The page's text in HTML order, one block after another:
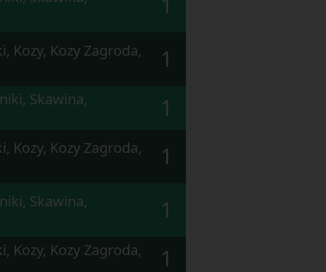
Kozy, Kozy Zagroda,
1
Skawina,
1
Kozy, Kozy Zagroda,
1
Skawina,
1
Kozy, Kozy Zagroda,
1